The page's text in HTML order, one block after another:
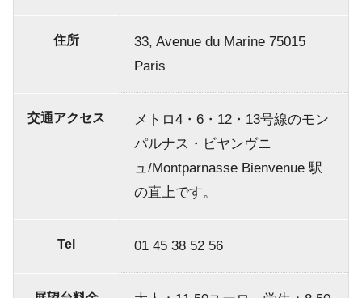
住所
33, Avenue du Marine 75015
Paris
交通アクセス
メトロ4・6・12・13号線のモン
パルナス・ビヤンヴニ
ュ/Montparnasse Bienvenue 駅
の直上です。
Tel 01 45 38 52 56